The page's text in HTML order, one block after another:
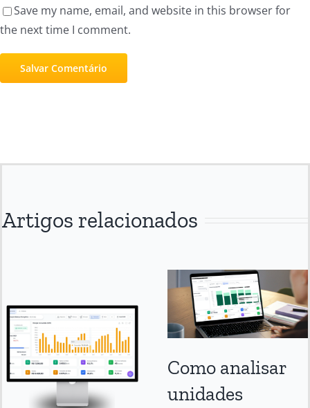
Save my name, email, and website in this browser for
the next time I comment.
Artigos relacionados
Como analisar
unidades